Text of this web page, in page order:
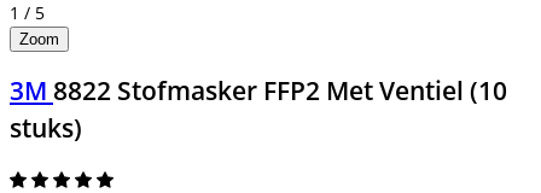
1 / 5
Zoom
3M 8822 Stofmasker FFP2 Met Ventiel (10
stuks)